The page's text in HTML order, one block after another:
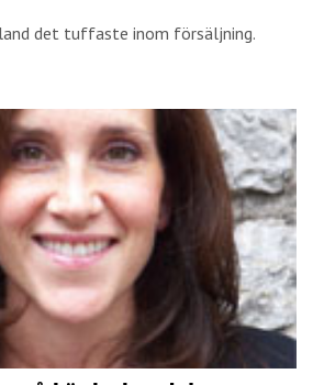
det tuffaste inom försäljning.